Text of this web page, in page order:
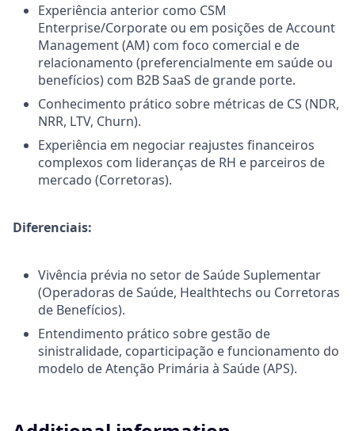
Experiência anterior como CSM
Enterprise/Corporate ou em posições de Account
Management (AM) com foco comercial e de
relacionamento (preferencialmente em saúde ou
benefícios) com B2B SaaS de grande porte.
Conhecimento prático sobre métricas de CS (NDR,
NRR, LTV, Churn).
Experiência em negociar reajustes financeiros
complexos com lideranças de RH e parceiros de
mercado (Corretoras).
Diferenciais:
Vivência prévia no setor de Saúde Suplementar
(Operadoras de Saúde, Healthtechs ou Corretoras
de Benefícios).
Entendimento prático sobre gestão de
sinistralidade, coparticipação e funcionamento do
modelo de Atenção Primária à Saúde (APS).